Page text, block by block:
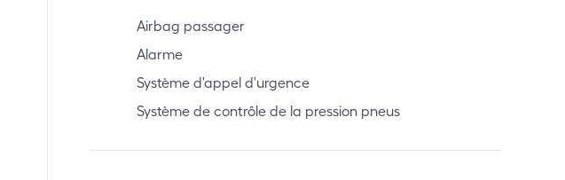
Airbag passager
Alarme
Système d'appel d'urgence
Système de contrôle de la pression pneus